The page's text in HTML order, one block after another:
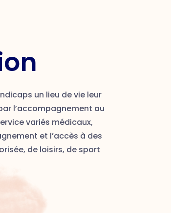
un lieu de vie leur
l’accompagnement au
variés médicaux,
et l’accès à des
de loisirs, de sport